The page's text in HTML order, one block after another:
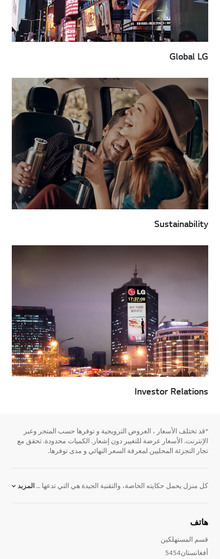
Global LG
Sustainability
Investor Relations
*قد تختلف الأسعار ، العروض الترويجية و توفرها حسب المتجر وعبر
الإنترنت. الأسعار عرضة للتغيير دون إشعار. الكميات محدودة. تحقق مع
تجار التجزئة المحليين لمعرفة السعر النهائي و مدى توفرها.
كل منزل يحمل حكايته الخاصة، والتقنية الجيدة هي التي تدعها تتشكل بشكل طبيعي دون أن تفرض نفسها. تُحيي المزيد
هاتف
قسم المستهلكين
أفغانستان5454